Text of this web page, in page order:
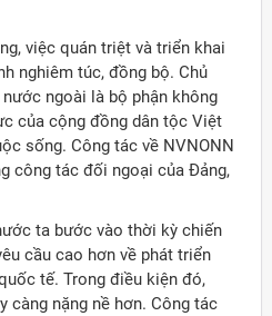
việc quán triệt và triển khai
nghiêm túc, đồng bộ. Chủ
ngoài là bộ phận không
của cộng đồng dân tộc Việt
sống. Công tác về NVNONN
công tác đối ngoại của Đảng,
ta bước vào thời kỳ chiến
cầu cao hơn về phát triển
tế. Trong điều kiện đó,
càng nặng nề hơn. Công tác